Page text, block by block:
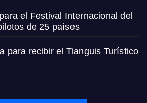
el Festival Internacional del
de 25 países
para recibir el Tianguis Turístico